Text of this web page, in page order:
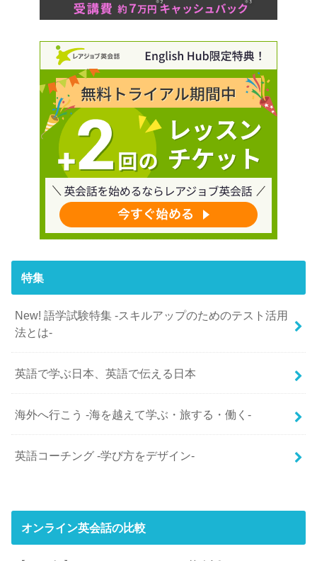
特集
New! 語学試験特集 -スキルアップのためのテスト活用
法とは-
英語で学ぶ日本、英語で伝える日本
海外へ行こう -海を越えて学ぶ・旅する・働く-
英語コーチング -学び方をデザイン-
オンライン英会話の比較